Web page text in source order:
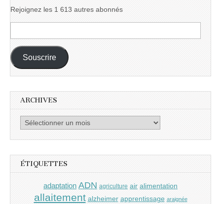
Rejoignez les 1 613 autres abonnés
e-
mail :
Souscrire
ARCHIVES
Archives
ÉTIQUETTES
adaptation ADN agriculture air alimentation
allaitement alzheimer apprentissage araignée